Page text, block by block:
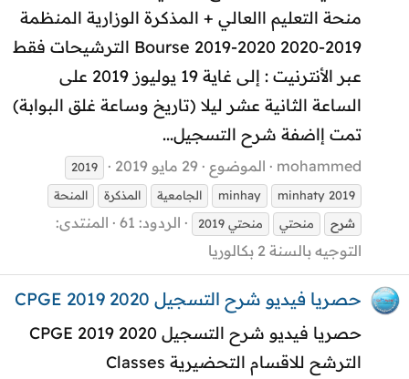
منحة التعليم االعالي + المذكرة الوزارية المنظمة
2019-2020 Bourse 2019-2020 الترشيحات فقط
عبر الأنترنيت : إلى غاية 19 يوليوز 2019 على
الساعة الثانية عشر ليلا (تاريخ وساعة غلق البوابة)
تمت إاضفة شرح التسجيل...
mohammed الموضوع 29 مايو 2019
2019
minhaty 2019
minhay الجامعية المذكرة
المنحة
شرح
منحتي منحتي 2019 الردود: 61
المنتدى:
التوجيه بالسنة 2 بكالوريا
حصريا فيديو شرح التسجيل CPGE 2019 2020
حصريا فيديو شرح التسجيل CPGE 2019 2020
الترشح للاقسام التحضيرية Classes